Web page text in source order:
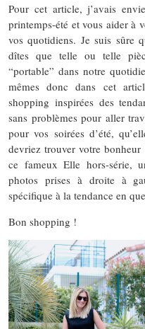
Pour cet article, j’avais
printemps-été et vous aider à
vos quotidiens. Je suis sûre
dîtes que telle ou telle
“portable” dans notre
mêmes donc dans cet
shopping inspirées des
sans problèmes pour aller
pour vos soirées d’été,
devriez trouver votre
ce fameux Elle hors-série,
photos prises à droite à
spécifique à la tendance en
Bon shopping !